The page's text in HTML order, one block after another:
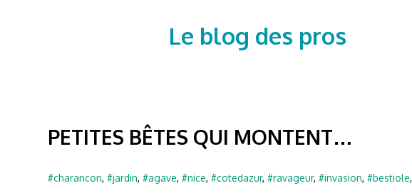
Le blog des pros
PETITES BÊTES QUI MONTENT…
#charancon, #jardin, #agave, #nice, #cotedazur, #ravageur, #invasion, #bestiole,